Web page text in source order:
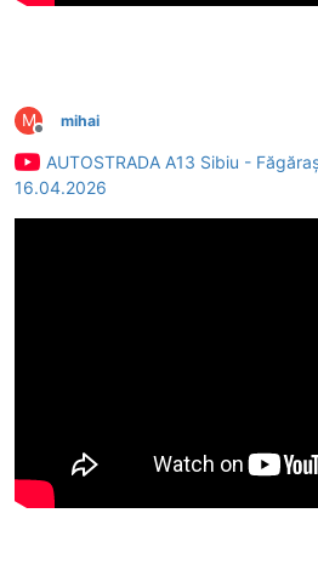
M
Deconectat
mihai
AUTOSTRADA A13 Sibiu -
16.04.2026